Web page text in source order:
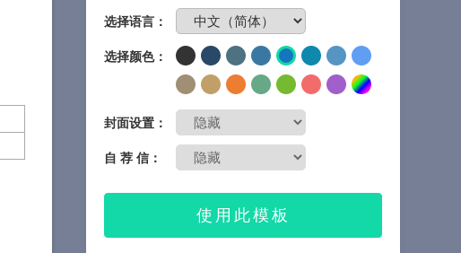
选择语言：
选择颜色：
封面设置：
自 荐 信：
使用此模板